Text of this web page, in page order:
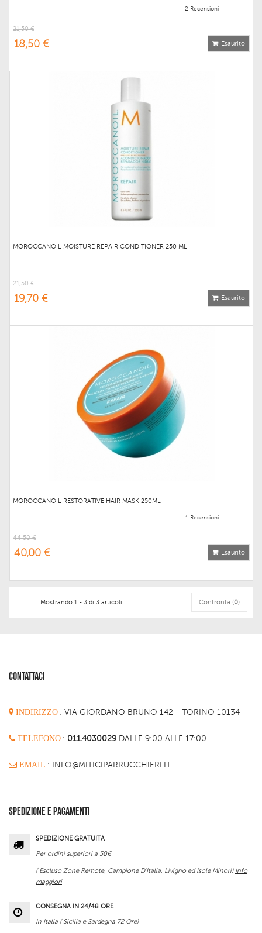
2 Recensioni
21,50 €
18,50 € Esaurito
MOROCCANOIL MOISTURE REPAIR CONDITIONER 250 ML
21,50 €
19,70 € Esaurito
MOROCCANOIL RESTORATIVE HAIR MASK 250ML
1 Recensioni
44,50 €
40,00 € Esaurito
Mostrando 1 - 3 di 3 articoli Confronta (0)
CONTATTACI
INDIRIZZO : VIA GIORDANO BRUNO 142 - TORINO 10134
TELEFONO : 011.4030029 DALLE 9:00 ALLE 17:00
EMAIL : INFO@MITICIPARRUCCHIERI.IT
SPEDIZIONE E PAGAMENTI
SPEDIZIONE GRATUITA
Per ordini superiori a 50€
( Escluso Zone Remote, Campione D'Italia, Livigno ed Isole Minori) Info
maggiori
CONSEGNA IN 24/48 ORE
In Italia ( Sicilia e Sardegna 72 Ore)